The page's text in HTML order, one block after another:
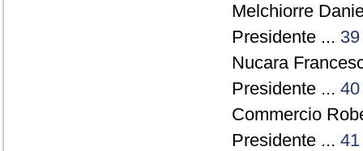
Melchiorre
Presidente ... 39
Nucara
Presidente ... 40
Commercio
Presidente ... 41